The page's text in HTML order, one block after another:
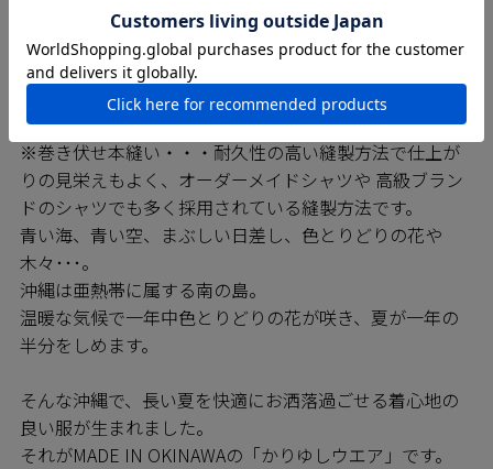
MAJUNシャツは日進商会の子会社で基幹工場であるニチ
ハン繊維の熟練の技をもつ職人たちによって一枚一枚丁
寧に縫われています。弊社の縫製工場では沖縄県内でい
ち早く「※巻き伏せ縫い」の技術を確立しており、
MAJUNシャツは高いレベルの縫製が約束されています。
※巻き伏せ本縫い・・・耐久性の高い縫製方法で仕上が
りの見栄えもよく、オーダーメイドシャツや 高級ブラン
ドのシャツでも多く採用されている縫製方法です。
青い海、青い空、まぶしい日差し、色とりどりの花や
木々･･･。
沖縄は亜熱帯に属する南の島。
温暖な気候で一年中色とりどりの花が咲き、夏が一年の
半分をしめます。
そんな沖縄で、長い夏を快適にお洒落過ごせる着心地の
良い服が生まれました。
それがMADE IN OKINAWAの「かりゆしウエア」です。